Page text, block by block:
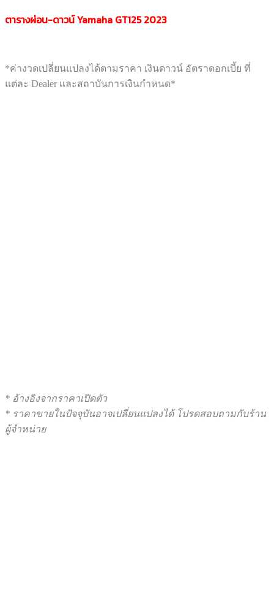
ตารางผ่อน-ดาวน์ Yamaha GT125 2023
*ค่างวดเปลี่ยนแปลงได้ตามราคา เงินดาวน์ อัตราดอกเบี้ย ที่
แต่ละ Dealer และสถาบันการเงินกำหนด*
* อ้างอิงจากราคาเปิดตัว
* ราคาขายในปัจจุบันอาจเปลี่ยนแปลงได้ โปรดสอบถามกับร้าน
ผู้จำหน่าย